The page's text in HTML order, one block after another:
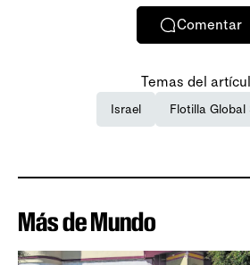
Comentar
Temas del
Israel Flotilla Global
Más de Mundo